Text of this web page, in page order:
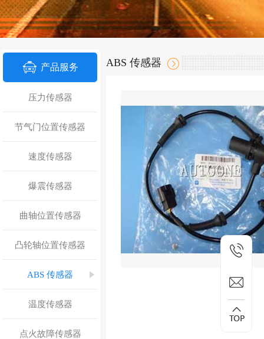
产品服务
压力传感器
节气门位置传感器
速度传感器
爆震传感器
曲轴位置传感器
凸轮轴位置传感器
ABS 传感器
温度传感器
点火故障传感器
ABS 传感器